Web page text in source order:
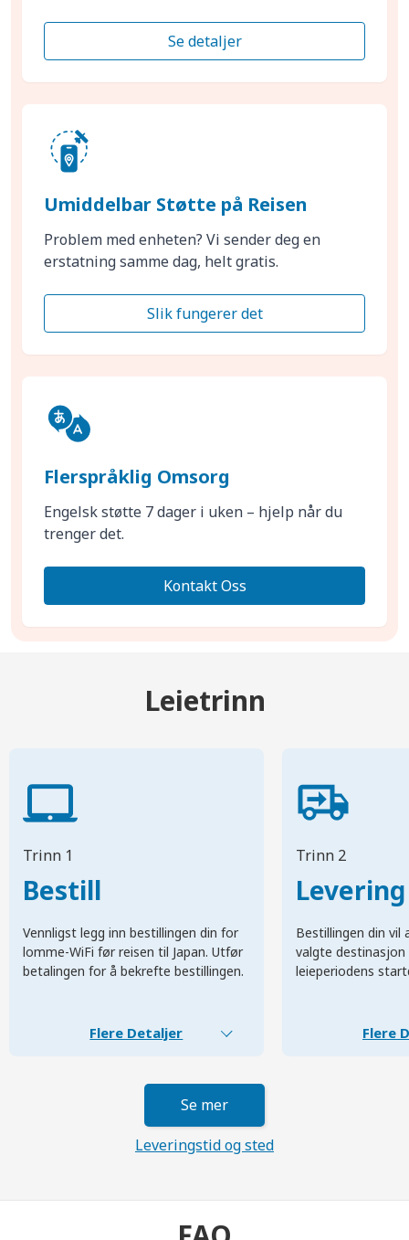
Se detaljer
Umiddelbar Støtte på Reisen
Problem med enheten? Vi sender deg en
erstatning samme dag, helt gratis.
Slik fungerer det
Flerspråklig Omsorg
Engelsk støtte 7 dager i uken – hjelp når du
trenger det.
Kontakt Oss
Leietrinn
Trinn 1
Bestill
Vennligst legg inn bestillingen din for
lomme-WiFi før reisen til Japan. Utfør
betalingen for å bekrefte bestillingen.
Flere Detaljer
Trinn 2
Levering
Bestillingen din vil
valgte destinasjon
leieperiodens
Flere
Se mer
Leveringstid og sted